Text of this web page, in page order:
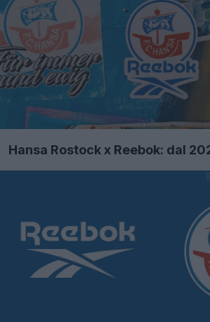
Hansa Rostock x Reebok: dal